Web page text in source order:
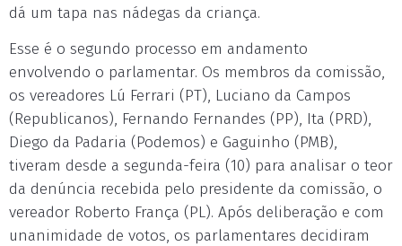
dá um tapa nas nádegas da criança.
Esse é o segundo processo em andamento
envolvendo o parlamentar. Os membros da comissão,
os vereadores Lú Ferrari (PT), Luciano da Campos
(Republicanos), Fernando Fernandes (PP), Ita (PRD),
Diego da Padaria (Podemos) e Gaguinho (PMB),
tiveram desde a segunda-feira (10) para analisar o teor
da denúncia recebida pelo presidente da comissão, o
vereador Roberto França (PL). Após deliberação e com
unanimidade de votos, os parlamentares decidiram